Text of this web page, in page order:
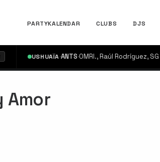
PARTYKALENDAR CLUBS DJS
USHUAÏA·ANTS·OMRI., Raúl Rodríguez, SG Lewis
Amor